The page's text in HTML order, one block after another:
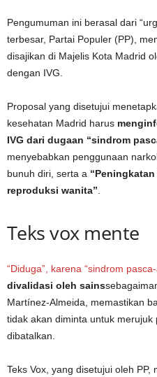
Pengumuman ini berasal dari
terbesar, Partai Populer (PP),
disajikan di Majelis Kota Madrid
dengan IVG.
Proposal yang disetujui
kesehatan Madrid harus
IVG dari dugaan “sindrom
menyebabkan penggunaan
bunuh diri, serta a
reproduksi wanita”
Teks vox mente
“Diduga”, karena “sindrom
divalidasi oleh sains
Martínez-Almeida, memastikan
tidak akan diminta untuk
dibatalkan.
Teks Vox, yang disetujui oleh